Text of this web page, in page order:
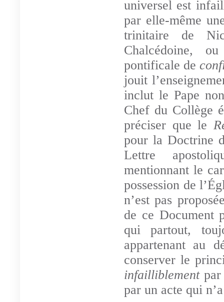
universel est
par elle-même
trinitaire de
Chalcédoine,
pontificale de
jouit
inclut le Pape
Chef du Collège
préciser que le
pour la Doctrine
Lettre
mentionnant le
possession de
n’est pas
de ce Document
qui partout,
appartenant au
conserver le
infailliblement
par un acte qui